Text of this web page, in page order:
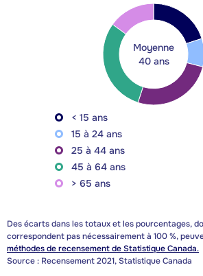
Moyenne
40 ans
< 15 ans
15 à 24 ans
25 à 44 ans
45 à 64 ans
> 65 ans
Des écarts dans les totaux et les pourcentages,
correspondent pas nécessairement à 100 %,
méthodes de recensement de Statistique Canada.
Source : Recensement 2021, Statistique Canada